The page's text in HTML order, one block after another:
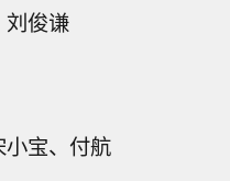
刘俊谦
宝、付航